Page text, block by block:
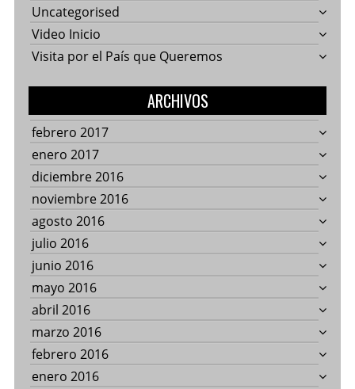
Uncategorised
Video Inicio
Visita por el País que Queremos
ARCHIVOS
febrero 2017
enero 2017
diciembre 2016
noviembre 2016
agosto 2016
julio 2016
junio 2016
mayo 2016
abril 2016
marzo 2016
febrero 2016
enero 2016